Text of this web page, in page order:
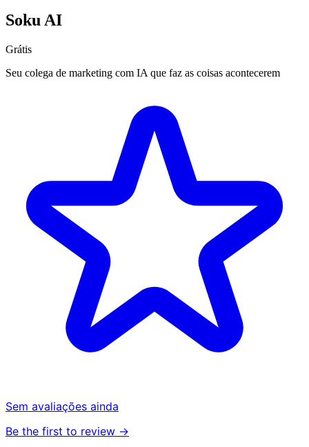
Soku AI
Grátis
Seu colega de marketing com IA que faz as coisas acontecerem
Sem avaliações ainda
Be the first to review →